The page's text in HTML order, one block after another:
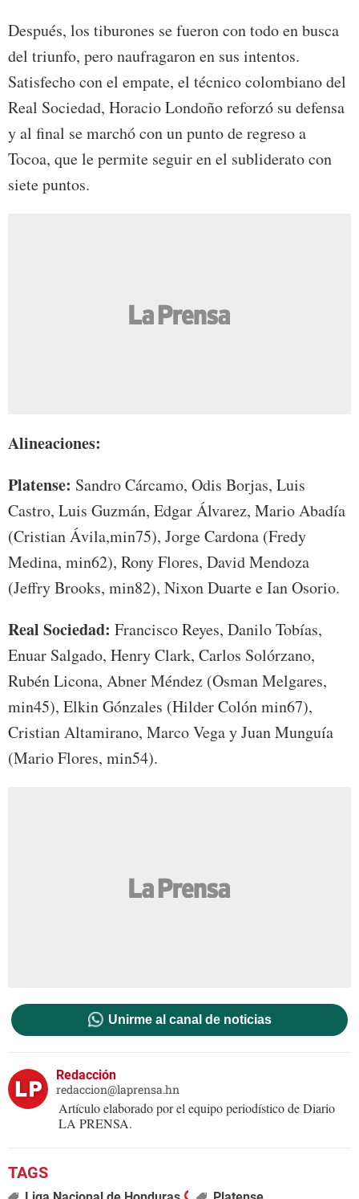
Después, los tiburones se fueron con todo en busca
del triunfo, pero naufragaron en sus intentos.
Satisfecho con el empate, el técnico colombiano del
Real Sociedad, Horacio Londoño reforzó su defensa
y al final se marchó con un punto de regreso a
Tocoa, que le permite seguir en el subliderato con
siete puntos.
Alineaciones:
Platense: Sandro Cárcamo, Odis Borjas, Luis
Castro, Luis Guzmán, Edgar Álvarez, Mario Abadía
(Cristian Ávila,min75), Jorge Cardona (Fredy
Medina, min62), Rony Flores, David Mendoza
(Jeffry Brooks, min82), Nixon Duarte e Ian Osorio.
Real Sociedad: Francisco Reyes, Danilo Tobías,
Enuar Salgado, Henry Clark, Carlos Solórzano,
Rubén Licona, Abner Méndez (Osman Melgares,
min45), Elkin Gónzales (Hilder Colón min67),
Cristian Altamirano, Marco Vega y Juan Munguía
(Mario Flores, min54).
Unirme al canal de noticias
Redacción
redaccion@laprensa.hn
Artículo elaborado por el equipo periodístico de Diario
LA PRENSA.